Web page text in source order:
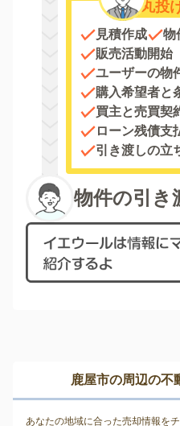
丸投
見積作成
物
販売活動開始
ユーザーの物
購入希望者と
買主と売買契
ローン残債支
引き渡しの立
物件の引き
鹿屋市の周辺の不
あなたの地域に合った売却情報を